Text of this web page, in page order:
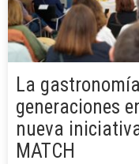
La
generaciones
nueva
MATCH